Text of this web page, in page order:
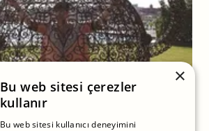
×
Bu web sitesi çerezler
kullanır
Bu web sitesi kullanıcı deneyimini